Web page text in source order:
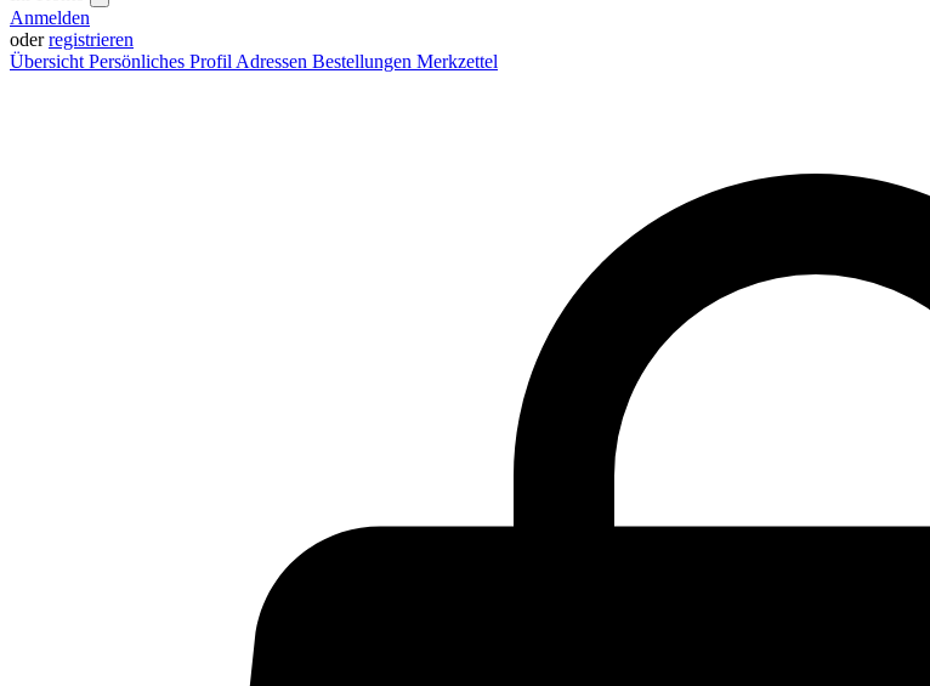
Anmelden
oderregistrieren
Übersicht Persönliches Profil Adressen Bestellungen Merkzettel